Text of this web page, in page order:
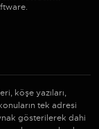
köşe yazıları,
tek adresi
gösterilerek dahi